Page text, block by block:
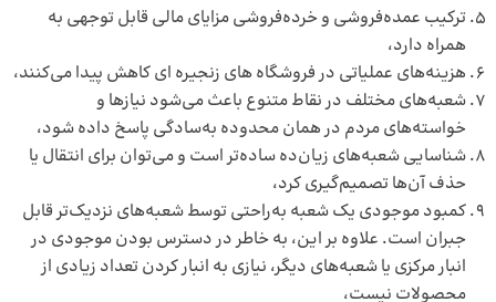
ترکیب عمده‌فروشی و خرده‌فروشی مزایای مالی قابل توجهی به
همراه دارد،
هزینه‌های عملیاتی در فروشگاه های زنجیره ای کاهش پیدا می‌کنند،
شعبه‌های مختلف در نقاط متنوع باعث می‌شود نیازها و
خواسته‌های مردم در همان محدوده به‌سادگی پاسخ داده شود،
شناسایی شعبه‌های زیان‌ده ساده‌تر است و می‌توان برای انتقال یا
حذف آن‌ها تصمیم‌گیری کرد،
کمبود موجودی یک شعبه به‌راحتی توسط شعبه‌های نزدیک‌تر قابل
جبران است. علاوه بر این، به خاطر در دسترس بودن موجودی در
انبار مرکزی یا شعبه‌های دیگر، نیازی به انبار کردن تعداد زیادی از
محصولات نیست،